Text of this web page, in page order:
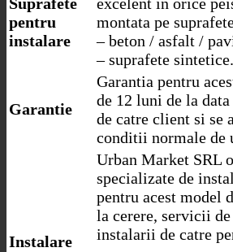
pentru
instalare
montata pe
– beton / asfalt /
– suprafete sintetice.
Garantie
Garantia pentru
de 12 luni de la
de catre client si se
conditii normale de
Instalare
Urban Market SRL
specializate de
pentru acest model
la cerere, servicii
instalarii de catre